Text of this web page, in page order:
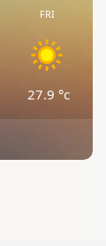
FRI
27.9 °c